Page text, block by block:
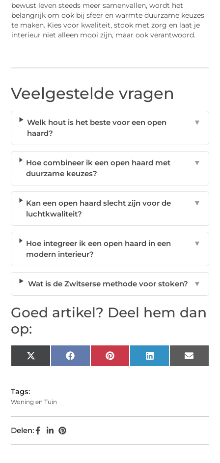
bewust leven steeds meer samenvallen, wordt het
belangrijk om ook bij sfeer en warmte duurzame keuzes
te maken. Kies voor kwaliteit, stook met zorg en laat je
interieur niet alleen mooi zijn, maar ook verantwoord.
Veelgestelde vragen
Welk hout is het beste voor een open
haard?
▼
Hoe combineer ik een open haard met
duurzame keuzes?
▼
Kan een open haard slecht zijn voor de
luchtkwaliteit?
▼
Hoe integreer ik een open haard in een
modern interieur?
▼
Wat is de Zwitserse methode voor stoken? ▼
Goed artikel? Deel hem dan
op:
X
(Twitter)
Facebook Pinterest LinkedIn Email
Tags:
Woning en Tuin
Delen: